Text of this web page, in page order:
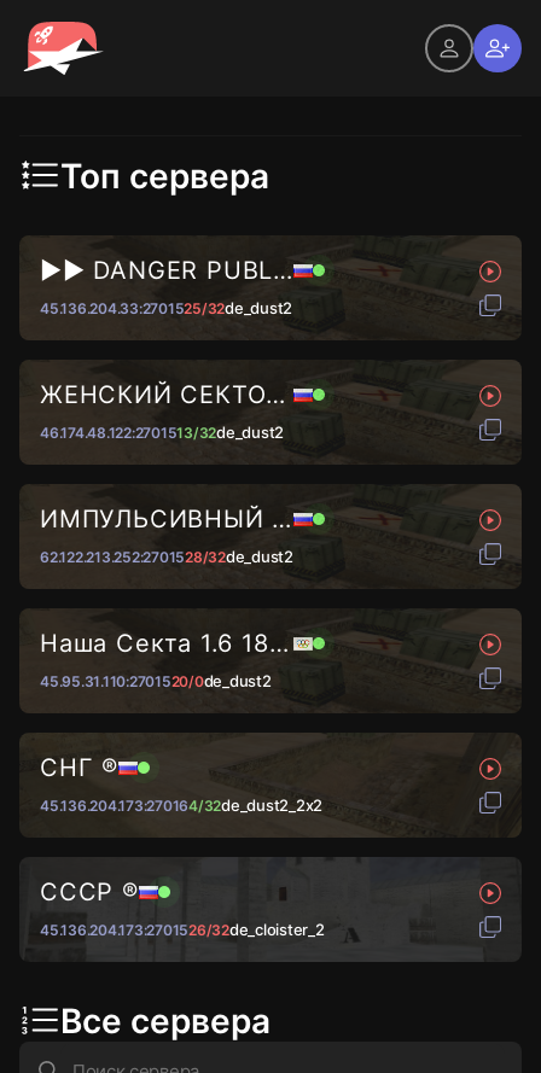
Топ сервера
►► DANGER PUBLIC © 2024...
45.136.204.33:2701525/32de_dust2
ЖЕНСКИЙ СЕКТОР © [18+]
46.174.48.122:2701513/32de_dust2
ИМПУЛЬСИВНЫЙ ВАЙБ █ DUST2...
62.122.213.252:2701528/32de_dust2
Наша Секта 1.6 18+@
45.95.31.110:2701520/0de_dust2
СНГ ®
45.136.204.173:270164/32de_dust2_2x2
СССР ®
45.136.204.173:2701526/32de_cloister_2
Все сервера